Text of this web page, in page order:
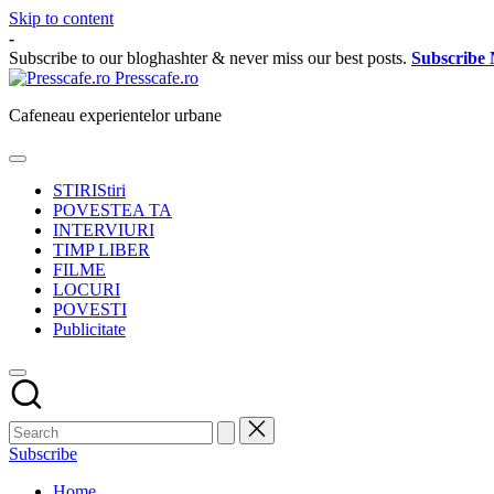
Skip to content
-
Subscribe to our bloghashter & never miss our best posts. Subscribe
Presscafe.ro
Cafeneau experientelor urbane
STIRIStiri
POVESTEA TA
INTERVIURI
TIMP LIBER
FILME
LOCURI
POVESTI
Publicitate
Subscribe